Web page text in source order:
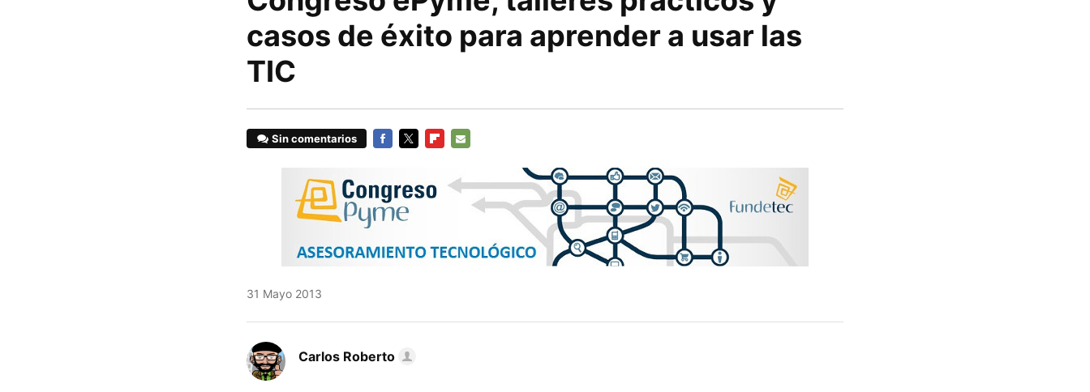
casos de éxito para aprender a usar las
TIC
Sin comentarios
MAIL
31 Mayo 2013
Carlos Roberto